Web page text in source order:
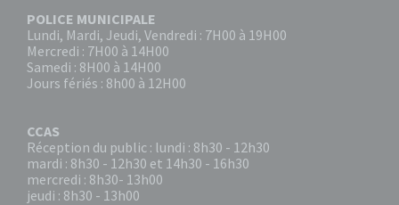
POLICE MUNICIPALE
Lundi, Mardi, Jeudi, Vendredi : 7H00 à 19H00
Mercredi : 7H00 à 14H00
Samedi : 8H00 à 14H00
Jours fériés : 8h00 à 12H00
CCAS
Réception du public : lundi : 8h30 - 12h30
mardi : 8h30 - 12h30 et 14h30 - 16h30
mercredi : 8h30- 13h00
jeudi : 8h30 - 13h00